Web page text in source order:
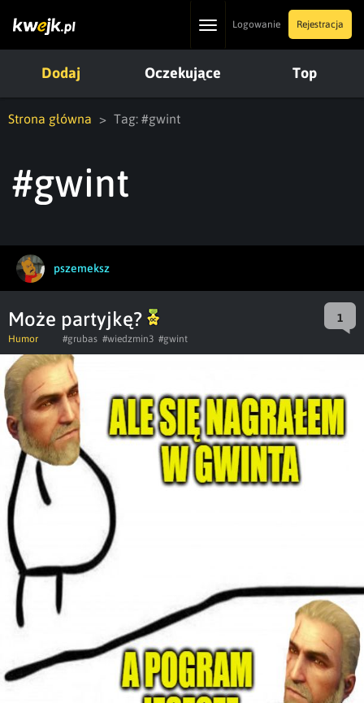
ToggleLogowanie Rejestracja
Dodaj Oczekujące Top
Strona główna Tag: #gwint
#gwint
pszemeksz
Może partyjkę? 1
Humor #grubas #wiedzmin3 #gwint